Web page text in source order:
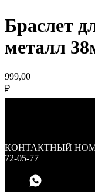
Браслет
металл
999,00
₽
КОНТАКТНЫЙ
72-05-77